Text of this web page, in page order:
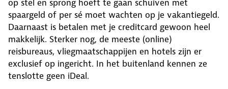
op stel en sprong hoeft te gaan schuiven met
spaargeld of per sé moet wachten op je vakantiegeld.
Daarnaast is betalen met je creditcard gewoon heel
makkelijk. Sterker nog, de meeste (online)
reisbureaus, vliegmaatschappijen en hotels zijn er
exclusief op ingericht. In het buitenland kennen ze
tenslotte geen iDeal.